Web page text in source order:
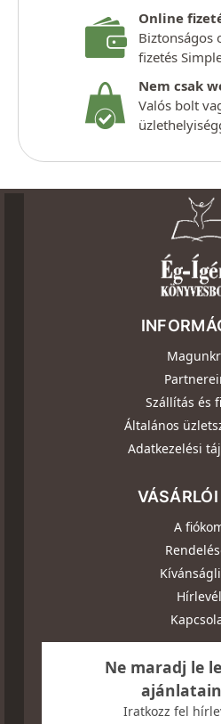
Online
Biztonságos
fizetés
Nem csak
Valós bolt
Szállítás és
Általános
Adatkezelési
A
Hírlevél
Ne maradj le
Iratkozz fel